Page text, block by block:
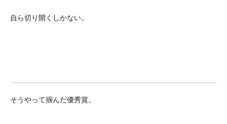
自ら切り開くしかない。
そうやって掴んだ優秀賞。